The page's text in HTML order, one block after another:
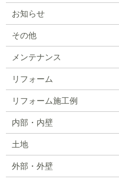
お知らせ
その他
メンテナンス
リフォーム
リフォーム施工例
内部・内壁
土地
外部・外壁